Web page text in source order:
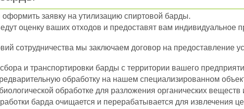
заявку на утилизацию спиртовой барды.
оценку ваших отходов и предоставят вам индивидуальное
сотрудничества мы заключаем договор на предоставление
и транспортировки барды с территории вашего
обработку на нашем специализированном
обработке для разложения органических веществ
барда очищается и перерабатывается для извлечения